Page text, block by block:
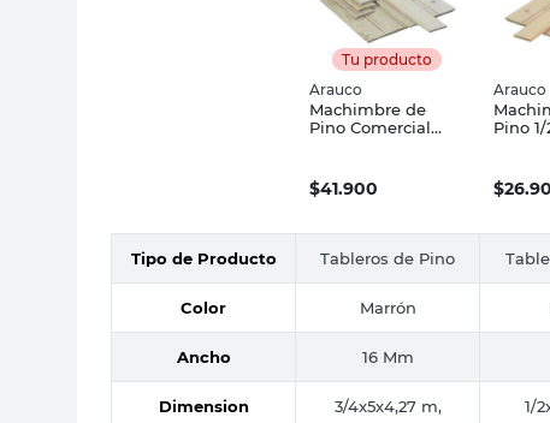
Tu producto
Arauco
Machimbre de
Pino Comercial
$41.900
Arauco
Pino
$
Tipo de Producto Tableros de Pino
Color Marrón
Ancho 16 Mm
Dimension 3/4x5x4,27 m, 1/